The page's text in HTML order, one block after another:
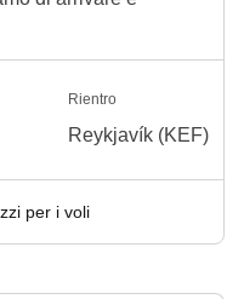
Rientro
Reykjavík (KEF)
per i voli